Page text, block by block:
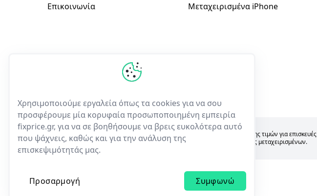
Επικοινωνία
Μεταχειρισμένα iPhone
Η πρώτη ελληνική υπηρεσία σύγκρισης τιμών για επισκευές
ηλεκτρονικών συσκευών και πώλησης μεταχειρισμένων.
© 2023 | All rights reserved
Χρησιμοποιούμε εργαλεία όπως τα cookies για να σου
προσφέρουμε μία κορυφαία προσωποποιημένη εμπειρία
fixprice.gr, για να σε βοηθήσουμε να βρεις ευκολότερα αυτό
που ψάχνεις, καθώς και για την ανάλυση της
επισκεψιμότητάς μας.
Προσαρμογή Συμφωνώ